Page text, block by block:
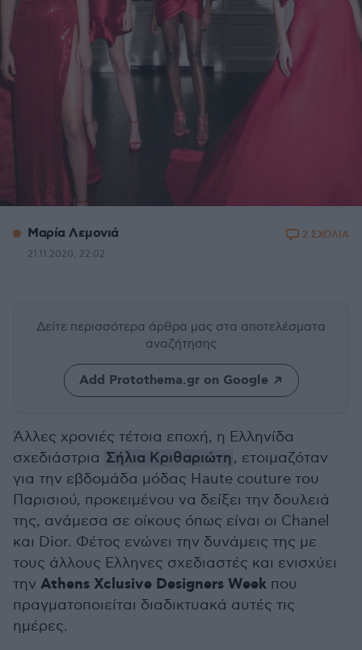
Μαρία Λεμονιά
21.11.2020, 22:02
2 ΣΧΟΛΙΑ
Δείτε περισσότερα άρθρα μας στα αποτελέσματα
αναζήτησης
Add Protothema.gr on Google
Άλλες χρονιές τέτοια εποχή, η Ελληνίδα
σχεδιάστρια Σήλια Κριθαριώτη, ετοιμαζόταν
για την εβδομάδα μόδας Haute couture του
Παρισιού, προκειμένου να δείξει την δουλειά
της, ανάμεσα σε οίκους όπως είναι οι Chanel
και Dior. Φέτος ενώνει την δυνάμεις της με
τους άλλους Ελληνες σχεδιαστές και ενισχύει
την Athens Xclusive Designers Week που
πραγματοποιείται διαδικτυακά αυτές τις
ημέρες.